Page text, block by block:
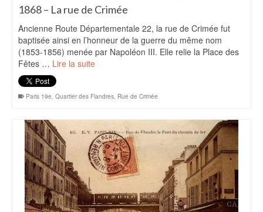
1868 – La rue de Crimée
Ancienne Route Départementale 22, la rue de Crimée fut
baptisée ainsi en l’honneur de la guerre du même nom
(1853-1856) menée par Napoléon III. Elle relie la Place des
Fêtes … Lire la suite
Paris 19e, Quartier des Flandres, Rue de Crimée